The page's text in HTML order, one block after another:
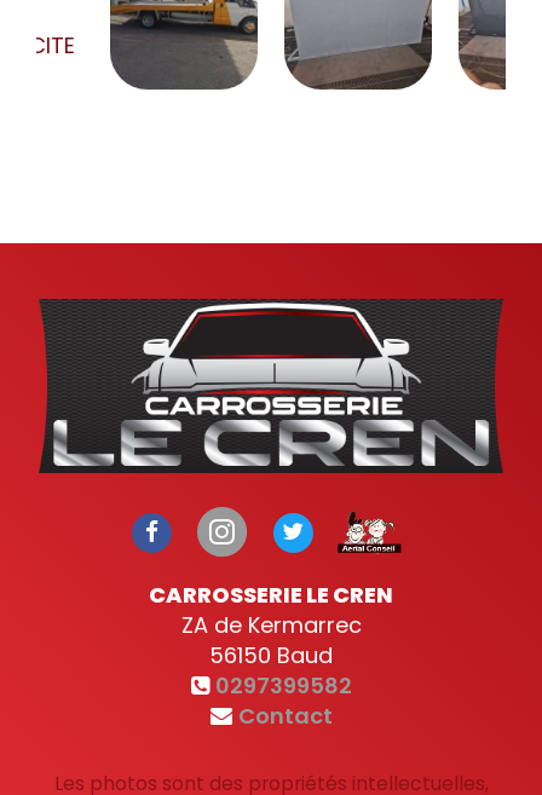
CARROSSERIE LE CREN
ZA de Kermarrec
56150 Baud
0297399582
Contact
Les photos sont des propriétés intellectuelles,